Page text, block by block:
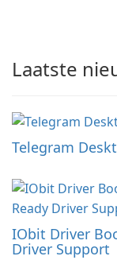
Laatste
Telegram
IObit Driver
Driver Support